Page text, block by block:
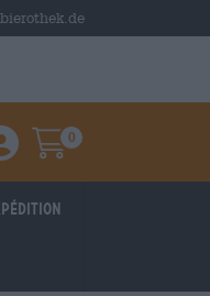
Einloggen / Anmelden
Warenkorb
0